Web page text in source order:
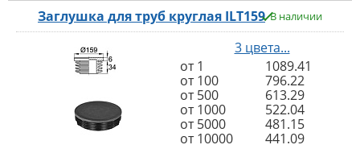
Заглушка для труб круглая ILT159 В наличии
3 цвета...
от 1
1089.41
от 100
796.22
от 500
613.29
от 1000
522.04
от 5000
481.15
от 10000
441.09